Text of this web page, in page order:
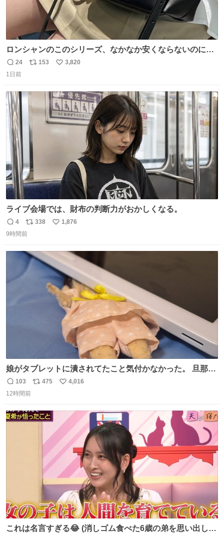
ロンシャンのこのシリーズ、なかなか安くならないのにセ
ール価格になってる🖤✨レザーなのが反則級にかわいい。
持ってるだけでコーデが格上げされる。
返
信
24
リ
数
153
い
数
3,820
1日前
ライブ会場では、財布の判断力がおかしくなる。
返
信
4
リ
ポ
ト
数
338
い
数
1,876
9時間前
娘がタブレットに潰されてたこと気付かなかった。 旦那だ
けは娘の波長を感じ取れるから声出せずともSOSが伝わっ
たらしい。 急いで旦那が救出して、泣きじゃくる娘に自分
3回ほど。 小さい手だけど、地味に痛い。 その後、娘は旦
那に泣きついてた。
返
信
103
リ
ト
475
い
4,016
12時間前
これは名言すぎる😂 (消しゴム食べた6歳の弟を思い出しな